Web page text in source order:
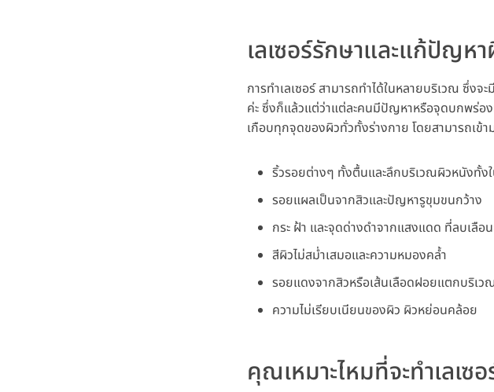
เลเซอร์รักษาและแก้ปัญห
การทำเลเซอร์ สามารถทำได้ในหลายบริเวณ ซึ่ง
ค่ะ ซึ่งก็แล้วแต่ว่าแต่ละคนมีปัญหาหรือจุดบกพร่อ
เกือบทุกจุดของผิวทั่วทั้งร่างกาย โดยสามารถเข้
ริ้วรอยต่างๆ ทั้งตื้นและลึกบริเวณผิวหนังทั้ง
รอยแผลเป็นจากสิวและปัญหารูขุมขนกว้าง
กระ ฝ้า และจุดด่างดำจากแสงแดด ที่ลบเลือ
สีผิวไม่สม่ำเสมอและความหมองคล้ำ
รอยแดงจากสิวหรือเส้นเลือดฝอยแตกบริเว
ความไม่เรียบเนียนของผิว ผิวหย่อนคล้อย
คุณเหมาะไหมที่จะทำเลเซ